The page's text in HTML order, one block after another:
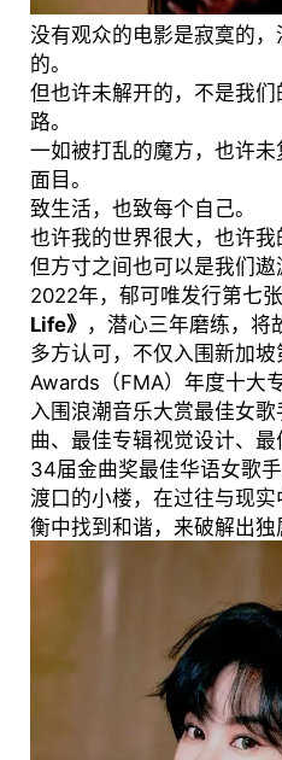
没有观众的电影是寂寞的
的。
但也许未解开的，不是我
路。
一如被打乱的魔方，也许
面目。
致生活，也致每个自己。
也许我的世界很大，也许我
但方寸之间也可以是我们遨
2022年，郁可唯发行第七
Life》 ，潜心三年磨练，将
多方认可，不仅入围新加
Awards（FMA）年度十大
入围浪潮音乐大赏最佳女
曲、最佳专辑视觉设计、
34届金曲奖最佳华语女歌
渡口的小楼，在过往与现
衡中找到和谐，来破解出独